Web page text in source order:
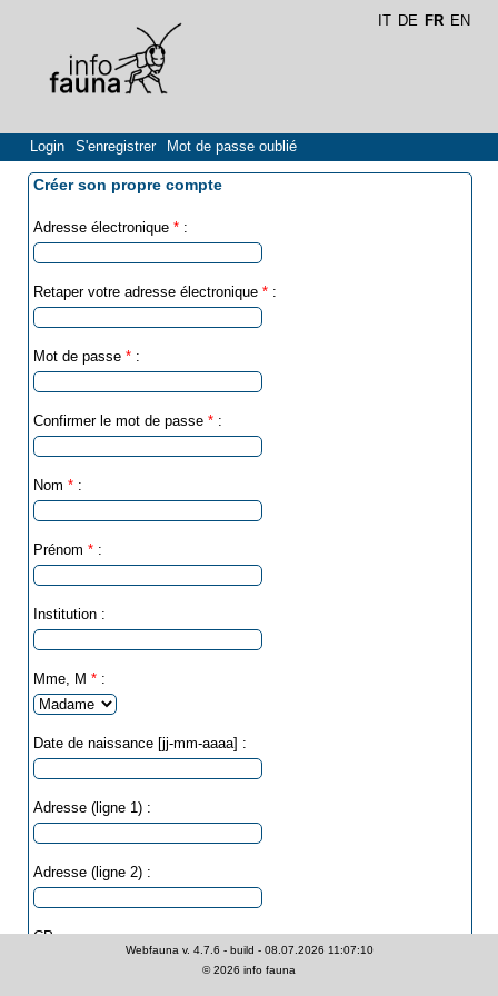
EN
FR
DE
IT
Login S'enregistrer Mot de passe oublié
Créer son propre compte
Adresse électronique * :
Retaper votre adresse électronique * :
Mot de passe * :
Confirmer le mot de passe * :
Nom * :
Prénom * :
Institution :
Mme, M * :
Date de naissance [jj-mm-aaaa] :
Adresse (ligne 1) :
Adresse (ligne 2) :
CP :
Webfauna v. 4.7.6 - build - 08.07.2026 11:07:10
©2026 info fauna